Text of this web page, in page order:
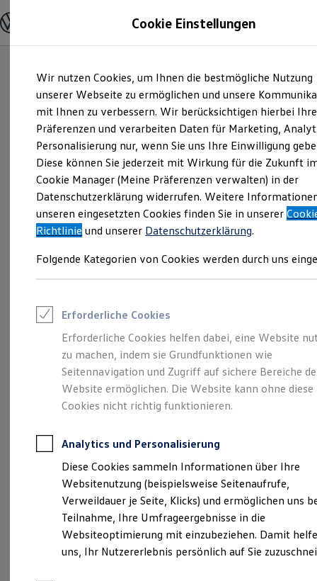
Hauptinhalt
springen
Footer
springen
Modelle und Konfigurator
Modelle vergleichen
Elektroautos
ENERGY Sondermodelle
Nutzfahrzeuge
SUV und CUV
Familienautos
Kombis
Kompaktwagen
Sportwagen
Schnell verfügbare Fahrzeuge
Angebote und Produkte
Aktuelle Angebote
E-Auto-Förderung
Volkswagen Marktplatz
Junge Gebrauchtwagen und Gebrauchtwagen
Saisonangebote
Leasing
Leasing-Angebote
Gebrauchtwagen Leasing
Junge Gebrauchtwagen-Leasing
Elektroauto Leasing
Kleinwagen-Leasing
Leasing ohne Anzahlung
Autokredit mit Schlussrate
Versicherungen und Garantien
Kfz-Versicherung
Restschuldversicherungen
Garantien
Wartungsverträge
Geschäftskunden
Professional Class bei Volkswagen
Großkunden
Behörden
Der T-Roc
Impressum & Rechtliches)
Cookie Einstellungen
Wir nutzen Cookies, um Ihnen die bestmögliche Nutzung
unserer Webseite zu ermöglichen und unsere
mit Ihnen zu verbessern. Wir berücksichtigen hierbei Ihre
Präferenzen und verarbeiten Daten für Marketing,
Personalisierung nur, wenn Sie uns Ihre Einwilligung
Diese können Sie jederzeit mit Wirkung für die Zukunft
Cookie Manager (Meine Präferenzen verwalten) in der
Datenschutzerklärung widerrufen. Weitere
unseren eingesetzten Cookies finden Sie in unserer
Richtlinie und unserer Datenschutzerklärung.
Folgende Kategorien von Cookies werden durch uns
Erforderliche Cookies
Erforderliche Cookies helfen dabei, eine Website
zu machen, indem sie Grundfunktionen wie
Seitennavigation und Zugriff auf sichere Bereiche
Website ermöglichen. Die Website kann ohne diese
Cookies nicht richtig funktionieren.
Analytics und Personalisierung
Diese Cookies sammeln Informationen über Ihre
Websitenutzung (beispielsweise Seitenaufrufe,
Verweildauer je Seite, Klicks) und ermöglichen uns
Teilnahme, Ihre Umfrageergebnisse in die
Websiteoptimierung mit einzubeziehen. Damit
uns, Ihr Nutzererlebnis persönlich auf Sie